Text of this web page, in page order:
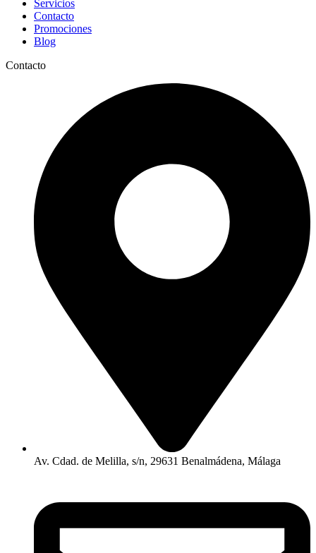
Servicios
Contacto
Promociones
Blog
Contacto
Av. Cdad. de Melilla, s/n, 29631 Benalmádena, Málaga